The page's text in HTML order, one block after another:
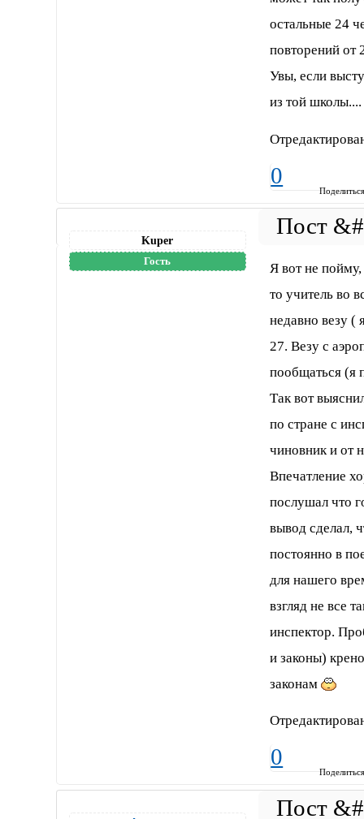
остальные 24
повторений от
Увы, если
из той школы....
0
Kuper
Гость
Я вот не
то учитель во
недавно везу (
27. Везу с
пообщаться (я
Так вот
по стране с
чиновник и от
Впечатление
послушал что
вывод сделал,
постоянно в
для нашего
взгляд не все
инспектор.
и законы)
законам
0